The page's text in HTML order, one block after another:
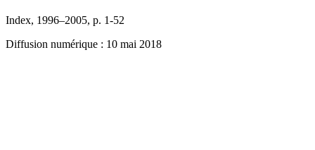
Index, 1996–2005, p. 1-52
Diffusion numérique : 10 mai 2018